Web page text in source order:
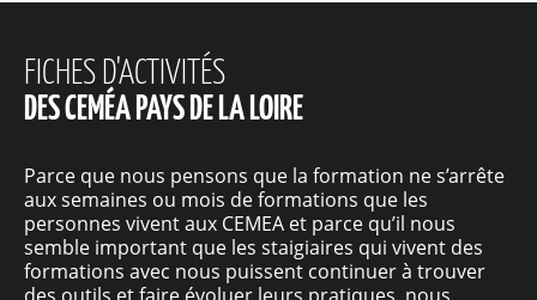
FICHES D'ACTIVITÉS
DES CEMÉA PAYS DE LA LOIRE
Parce que nous pensons que la formation ne s’arrête
aux semaines ou mois de formations que les
personnes vivent aux CEMEA et parce qu’il nous
semble important que les staigiaires qui vivent des
formations avec nous puissent continuer à trouver
des outils et faire évoluer leurs pratiques, nous